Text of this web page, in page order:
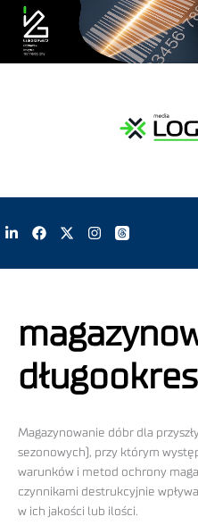
Magazynowanie dóbr dla
sezonowych), przy którym
warunków i metod ochrony
czynnikami destrukcyjnie
w ich jakości lub ilości.